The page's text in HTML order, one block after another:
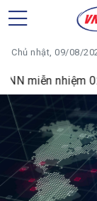
Chủ nhật, 09/08/
02 Giám